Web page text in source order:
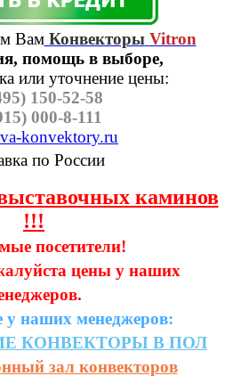
ВамКонвекторы Vitron
помощь в выборе,
или уточнение цены:
150-52-58
000-8-111
konvektory.ru
по России
каминов
!!!
посетители!
цены у наших
у наших менеджеров:
КОНВЕКТОРЫ В ПОЛ
зал конвекторов